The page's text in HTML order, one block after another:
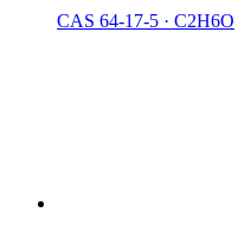
CAS 64-17-5 · C2H6O